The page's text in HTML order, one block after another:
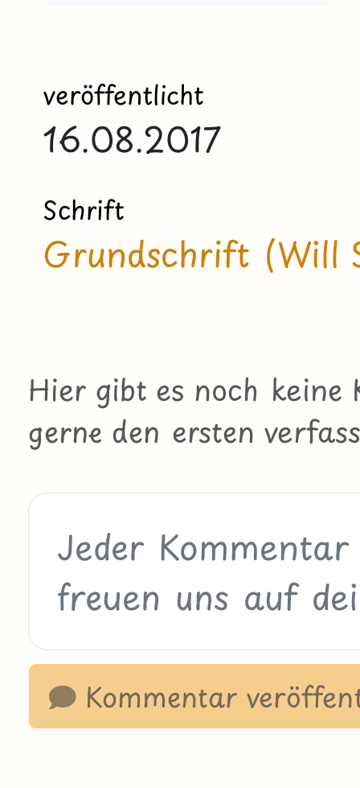
veröffentlicht
16.08.2017
Schrift
Grundschrift (Will
Hier gibt es noch keine
gerne den ersten
Kommentar